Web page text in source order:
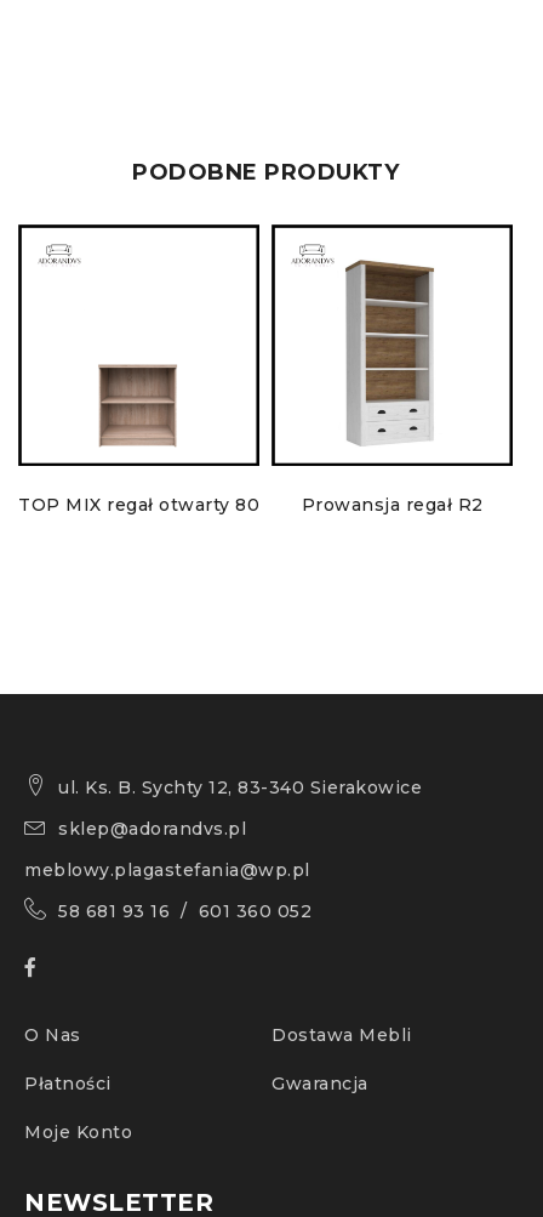
PODOBNE PRODUKTY
TOP MIX regał otwarty 80 Prowansja regał R2
ul. Ks. B. Sychty 12, 83-340 Sierakowice
sklep@adorandvs.pl
meblowy.plagastefania@wp.pl
58 681 93 16 / 601 360 052
O Nas Dostawa Mebli
Płatności Gwarancja
Moje Konto
NEWSLETTER